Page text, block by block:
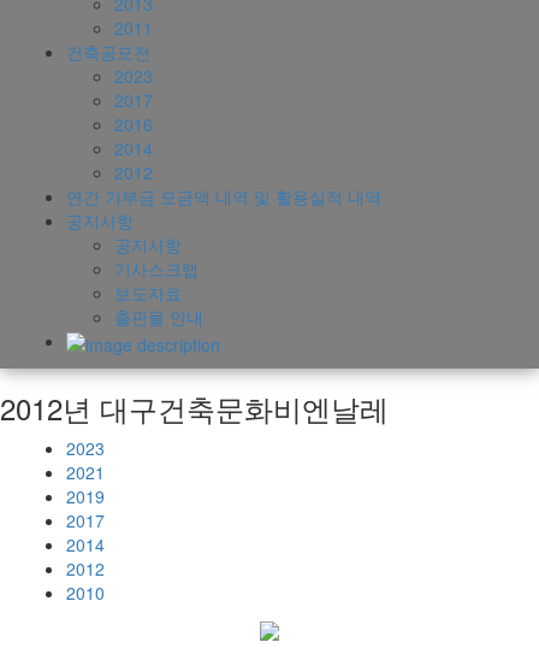
2011
건축공모전
2023
2017
2016
2014
2012
연간 기부금 모금액 내역 및 활용실적 내역
공지사항
공지사항
기사스크랩
보도자료
출판물 안내
2012년 대구건축문화비엔날레
2023
2021
2019
2017
2014
2012
2010